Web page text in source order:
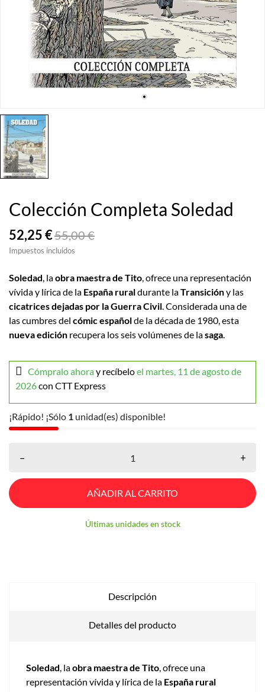
Colección Completa Soledad
52,25 €55,00 €
Impuestos incluidos
Soledad, laobra maestra de Tito, ofrece una representación
vívida y lírica de la España ruraldurante laTransicióny las
cicatrices dejadas por la Guerra Civil. Considerada una de
las cumbres del cómic españolde la década de 1980, esta
nueva edición recupera los seis volúmenes de lasaga.
Cómpralo ahoray recíbeloel martes, 11 de agosto de
2026con CTT Express
¡Rápido! ¡Sólo 1 unidad(es) disponible!
– +
AÑADIR AL CARRITO
Últimas unidades en stock
Descripción
Detalles del producto
Soledad, laobra maestra de Tito, ofrece una
representación vívida y lírica de la España rural